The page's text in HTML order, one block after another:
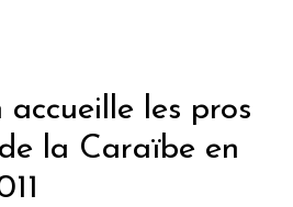
les pros
la Caraïbe en